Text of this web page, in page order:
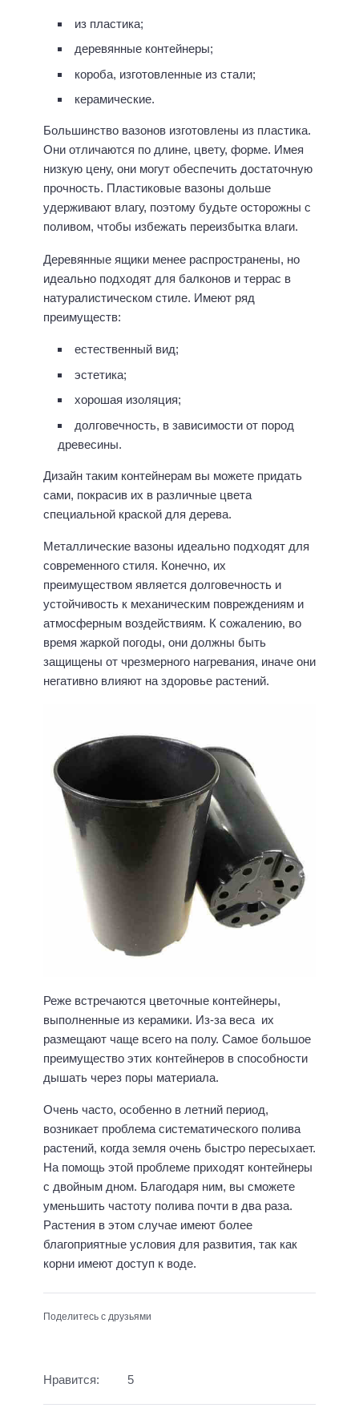
из пластика;
деревянные контейнеры;
короба, изготовленные из стали;
керамические.
Большинство вазонов изготовлены из пластика.
Они отличаются по длине, цвету, форме. Имея
низкую цену, они могут обеспечить достаточную
прочность. Пластиковые вазоны дольше
удерживают влагу, поэтому будьте осторожны с
поливом, чтобы избежать переизбытка влаги.
Деревянные ящики менее распространены, но
идеально подходят для балконов и террас в
натуралистическом стиле. Имеют ряд
преимуществ:
естественный вид;
эстетика;
хорошая изоляция;
долговечность, в зависимости от пород
древесины.
Дизайн таким контейнерам вы можете придать
сами, покрасив их в различные цвета
специальной краской для дерева.
Металлические вазоны идеально подходят для
современного стиля. Конечно, их
преимуществом является долговечность и
устойчивость к механическим повреждениям и
атмосферным воздействиям. К сожалению, во
время жаркой погоды, они должны быть
защищены от чрезмерного нагревания, иначе они
негативно влияют на здоровье растений.
Реже встречаются цветочные контейнеры,
выполненные из керамики. Из-за веса их
размещают чаще всего на полу. Самое большое
преимущество этих контейнеров в способности
дышать через поры материала.
Очень часто, особенно в летний период,
возникает проблема систематического полива
растений, когда земля очень быстро пересыхает.
На помощь этой проблеме приходят контейнеры
с двойным дном. Благодаря ним, вы сможете
уменьшить частоту полива почти в два раза.
Растения в этом случае имеют более
благоприятные условия для развития, так как
корни имеют доступ к воде.
Поделитесь с друзьями
Нравится: 5